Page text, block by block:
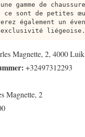
gamme de
ce sont de petites
également un
Magnette, 2, 4000 Luik
+32497312293
Magnette, 2